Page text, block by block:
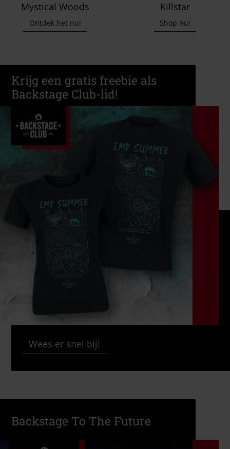
Mystical Woods
Ontdek het nu!
Killstar
Shop nu!
Krijg een gratis freebie als
Backstage Club-lid!
Wees er snel bij!
Backstage To The Future